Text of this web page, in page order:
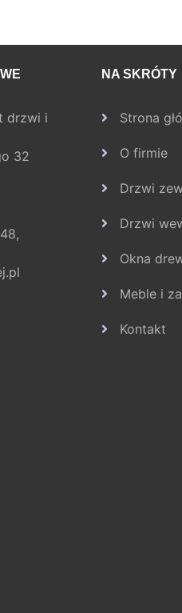
drzwi i
32
NA SKRÓTY
Strona
O firmie
Drzwi
Drzwi
Okna
Meble i
Kontakt